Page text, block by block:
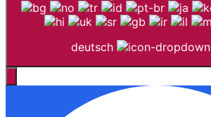
deutsch